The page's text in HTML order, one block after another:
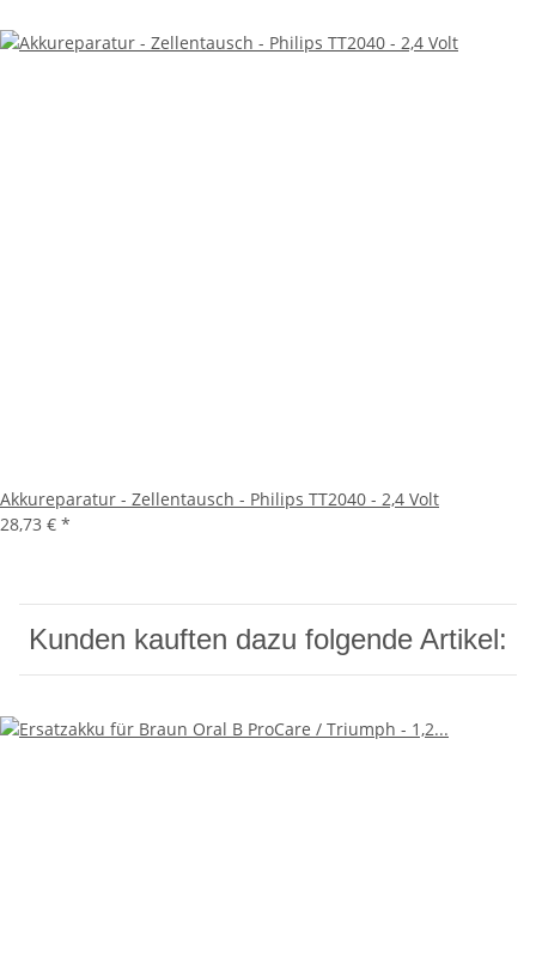
Akkureparatur - Zellentausch - Philips TT2040 - 2,4 Volt
28,73 € *
Kunden kauften dazu folgende Artikel: